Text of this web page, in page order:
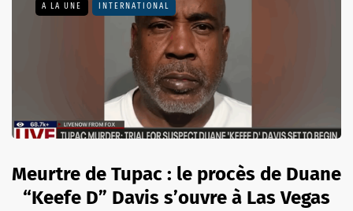
A LA UNE INTERNATIONAL
Meurtre de Tupac : le procès de Duane
“Keefe D” Davis s’ouvre à Las Vegas